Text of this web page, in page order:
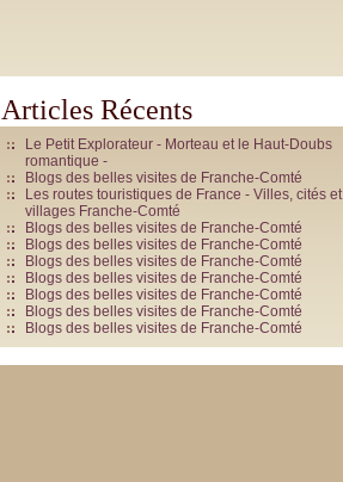
Articles Récents
Le Petit Explorateur - Morteau et le Haut-Doubs
romantique -
Blogs des belles visites de Franche-Comté
Les routes touristiques de France - Villes, cités et
villages Franche-Comté
Blogs des belles visites de Franche-Comté
Blogs des belles visites de Franche-Comté
Blogs des belles visites de Franche-Comté
Blogs des belles visites de Franche-Comté
Blogs des belles visites de Franche-Comté
Blogs des belles visites de Franche-Comté
Blogs des belles visites de Franche-Comté